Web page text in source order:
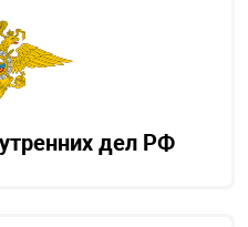
дел РФ